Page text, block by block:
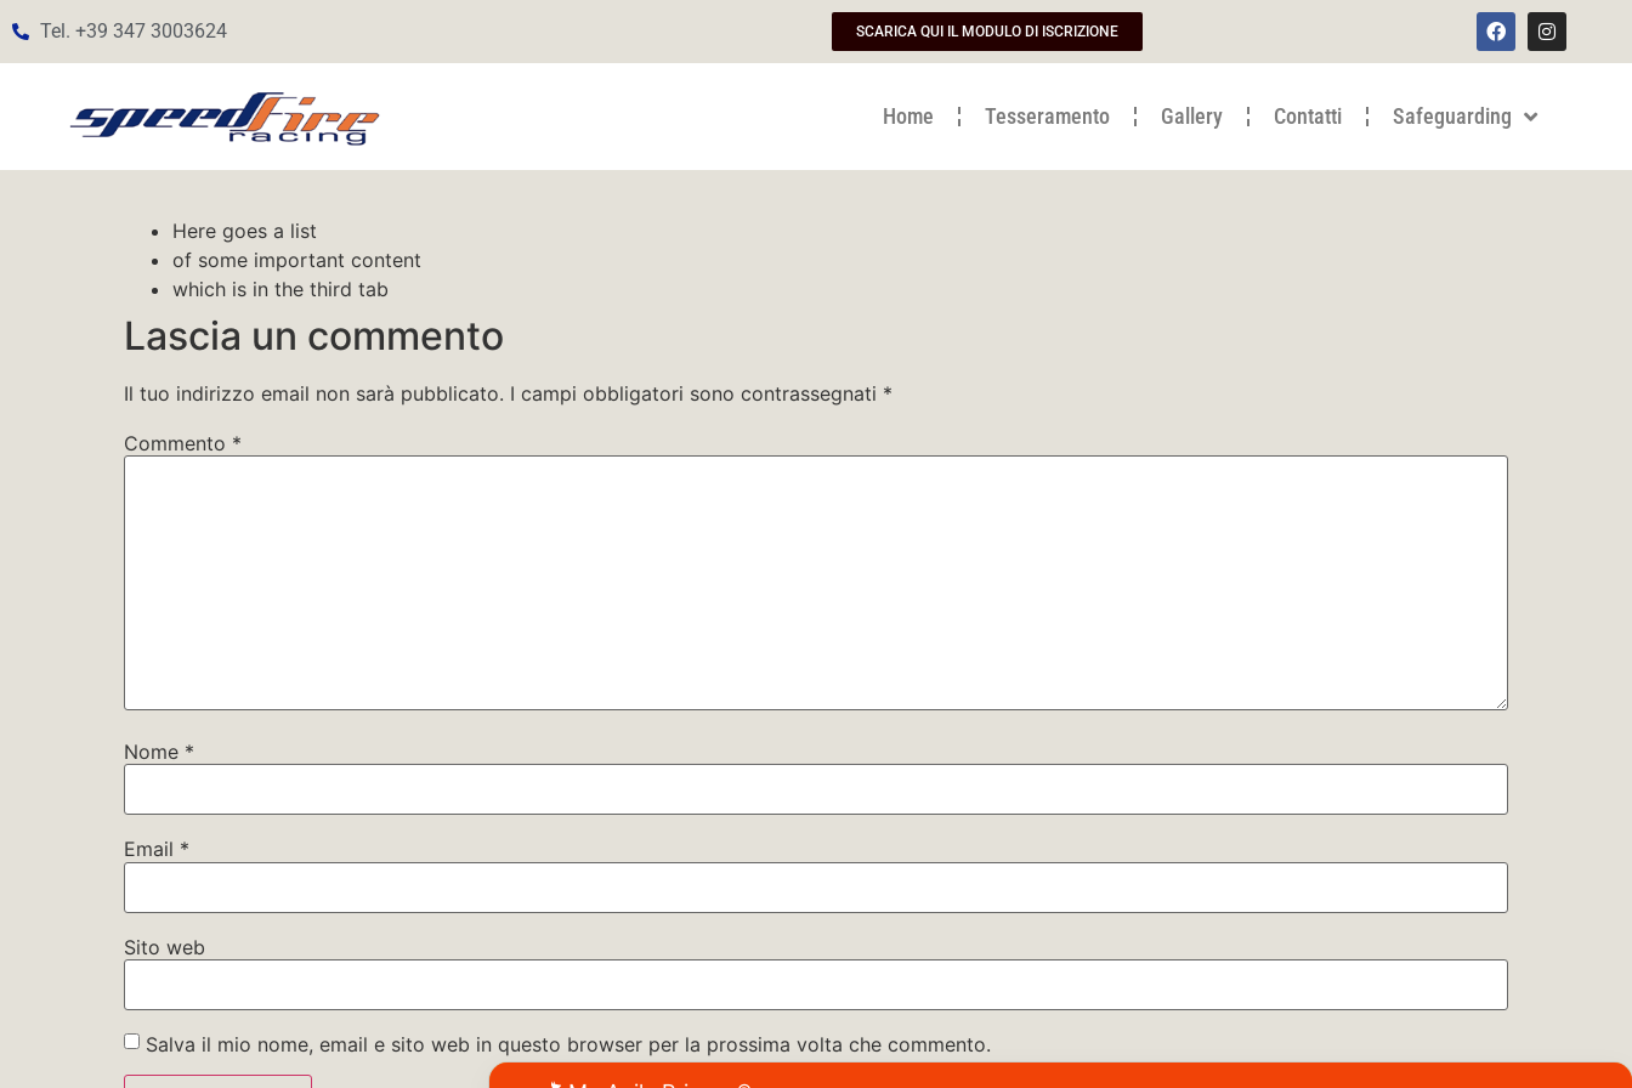
Tel. +39 347 3003624 SCARICA QUI IL MODULO DI ISCRIZIONE
Home Tesseramento Gallery Contatti Safeguarding
Here goes a list
of some important content
which is in the third tab
Lascia un commento
Il tuo indirizzo email non sarà pubblicato. I campi obbligatori sono contrassegnati *
Commento *
Nome *
Email *
Sito web
Salva il mio nome, email e sito web in questo browser per la prossima volta che commento.